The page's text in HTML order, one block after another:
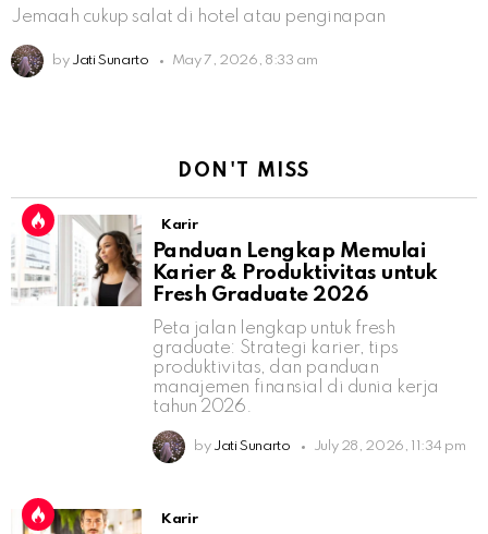
Jemaah cukup salat di hotel atau penginapan
by Jati Sunarto May 7, 2026, 8:33 am
DON'T MISS
Karir
Panduan Lengkap Memulai
Karier & Produktivitas untuk
Fresh Graduate 2026
Peta jalan lengkap untuk fresh
graduate: Strategi karier, tips
produktivitas, dan panduan
manajemen finansial di dunia kerja
tahun 2026.
by Jati Sunarto July 28, 2026, 11:34 pm
Karir